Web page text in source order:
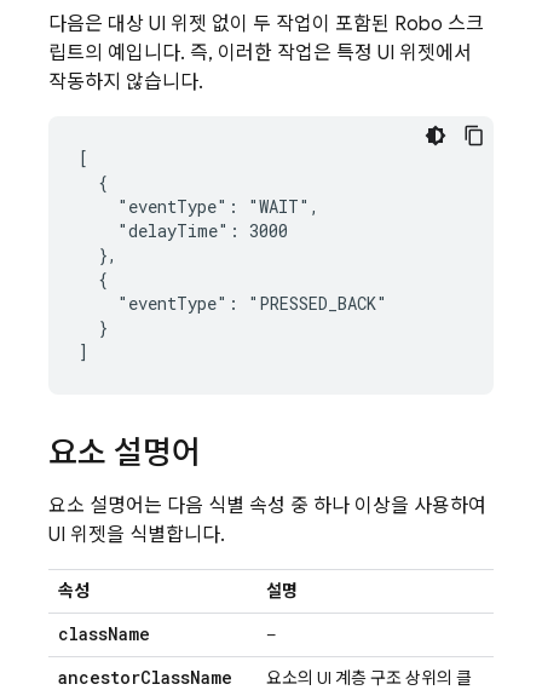
다음은 대상 UI 위젯 없이 두 작업이 포함된 Robo 스크
립트의 예입니다. 즉, 이러한 작업은 특정 UI 위젯에서
작동하지 않습니다.
[
  {
    "eventType": "WAIT",
    "delayTime": 3000
  },
  {
    "eventType": "PRESSED_BACK"
  }
요소 설명어
요소 설명어는 다음 식별 속성 중 하나 이상을 사용하여
UI 위젯을 식별합니다.
속성 설명
className –
ancestorClassName
요소의 UI 계층 구조 상위의 클